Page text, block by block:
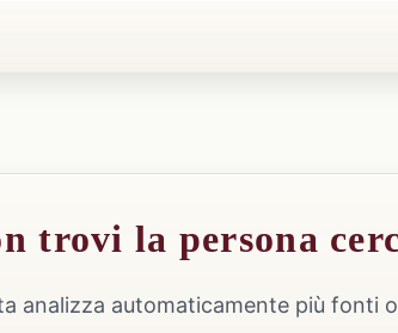
trovi la persona
analizza automaticamente più fonti